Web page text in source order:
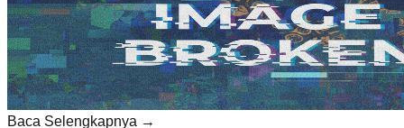
Baca Selengkapnya →